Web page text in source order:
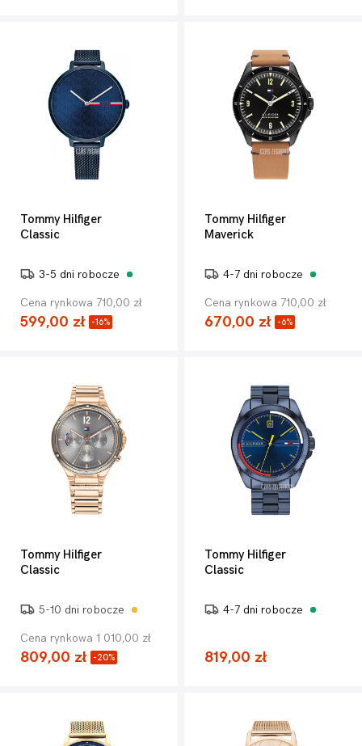
Tommy Hilfiger
Classic
3-5 dni robocze
Cena rynkowa 710,00 zł
599,00 zł -16%
Tommy Hilfiger
Maverick
4-7 dni robocze
Cena rynkowa 710,00 zł
670,00 zł -6%
Tommy Hilfiger
Classic
5-10 dni robocze
Cena rynkowa 1 010,00 zł
809,00 zł -20%
Tommy Hilfiger
Classic
4-7 dni robocze
819,00 zł